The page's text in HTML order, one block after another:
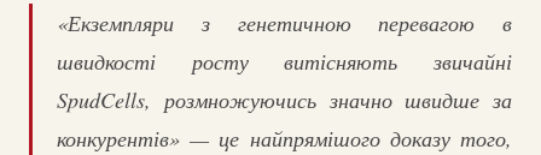
«Екземпляри з генетичною перевагою в
швидкості росту витісняють звичайні
SpudCells, розмножуючись значно швидше за
конкурентів» — це найпрямішого доказу того,